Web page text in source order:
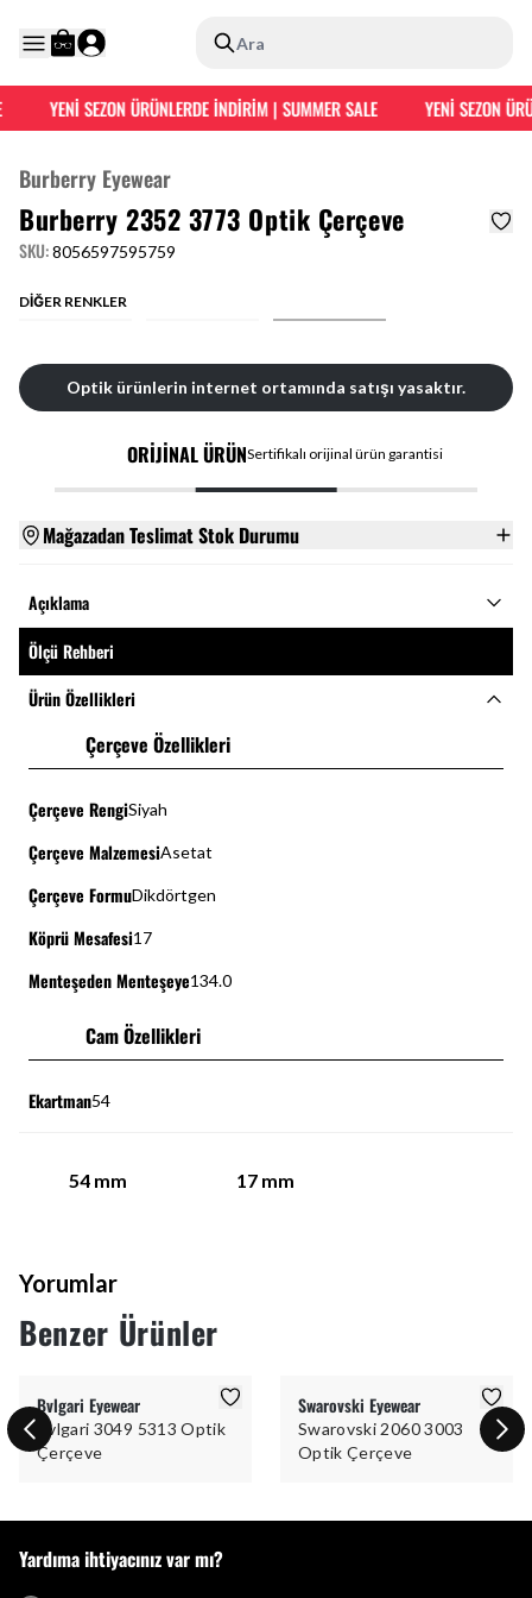
Ara
YENİ SEZON ÜRÜNLERDE İNDİRİM | SUMMER SALE YENİ SEZON
Burberry Eyewear
Burberry 2352 3773 Optik Çerçeve
SKU:8056597595759
DİĞER RENKLER
Optik ürünlerin internet ortamında satışı yasaktır.
ORİJİNAL ÜRÜNSertifikalı orijinal ürün garantisi
Mağazadan Teslimat Stok Durumu
Açıklama
Ölçü Rehberi
Ürün Özellikleri
Çerçeve Özellikleri
Çerçeve RengiSiyah
Çerçeve MalzemesiAsetat
Çerçeve FormuDikdörtgen
Köprü Mesafesi17
Menteşeden Menteşeye134.0
Cam Özellikleri
Ekartman54
54 mm 17 mm
Yorumlar
Benzer Ürünler
Bvlgari Eyewear
Bvlgari 3049 5313 Optik
Çerçeve
Swarovski Eyewear
Swarovski 2060 3003
Optik Çerçeve
Yardıma ihtiyacınız var mı?